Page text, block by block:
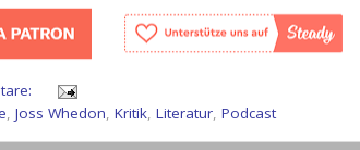
, Joss Whedon, Kritik, Literatur, Podcast